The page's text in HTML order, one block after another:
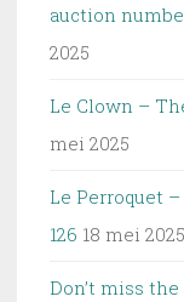
auction
2025
Le Clown –
mei 2025
Le Perroquet
126 18 mei 2025
Don’t miss